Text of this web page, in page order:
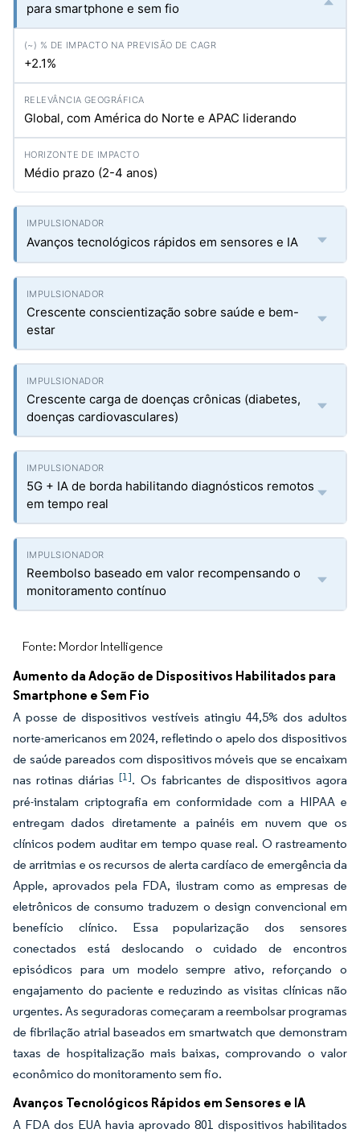
para smartphone e sem fio
+2.1%
Global, com América do Norte e APAC liderando
Médio prazo (2-4 anos)
Avanços tecnológicos rápidos em sensores e IA
Crescente conscientização sobre saúde e bem-
estar
Crescente carga de doenças crônicas (diabetes,
doenças cardiovasculares)
5G + IA de borda habilitando diagnósticos remotos
em tempo real
Reembolso baseado em valor recompensando o
monitoramento contínuo
Fonte: Mordor Intelligence
Aumento da Adoção de Dispositivos Habilitados para
Smartphone e Sem Fio
A posse de dispositivos vestíveis atingiu 44,5% dos adultos
norte-americanos em 2024, refletindo o apelo dos dispositivos
de saúde pareados com dispositivos móveis que se encaixam
nas rotinas diárias[1]. Os fabricantes de dispositivos agora
pré-instalam criptografia em conformidade com a HIPAA e
entregam dados diretamente a painéis em nuvem que os
clínicos podem auditar em tempo quase real. O rastreamento
de arritmias e os recursos de alerta cardíaco de emergência da
Apple, aprovados pela FDA, ilustram como as empresas de
eletrônicos de consumo traduzem o design convencional em
benefício clínico. Essa popularização dos sensores
conectados está deslocando o cuidado de encontros
episódicos para um modelo sempre ativo, reforçando o
engajamento do paciente e reduzindo as visitas clínicas não
urgentes. As seguradoras começaram a reembolsar programas
de fibrilação atrial baseados em smartwatch que demonstram
taxas de hospitalização mais baixas, comprovando o valor
econômico do monitoramento sem fio.
Avanços Tecnológicos Rápidos em Sensores e IA
A FDA dos EUA havia aprovado 801 dispositivos habilitados